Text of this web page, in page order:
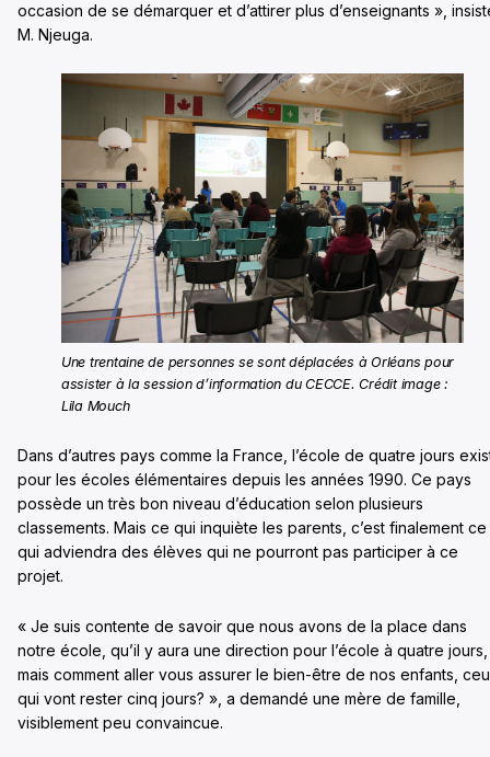
occasion de se démarquer et d’attirer plus d’enseignants »,
M. Njeuga.
Une trentaine de personnes se sont déplacées à Orléans pour
assister à la session d’information du CECCE. Crédit image :
Lila Mouch
Dans d’autres pays comme la France, l’école de quatre jours
pour les écoles élémentaires depuis les années 1990. Ce pays
possède un très bon niveau d’éducation selon plusieurs
classements. Mais ce qui inquiète les parents, c’est finalement ce
qui adviendra des élèves qui ne pourront pas participer à ce
projet.
« Je suis contente de savoir que nous avons de la place dans
notre école, qu’il y aura une direction pour l’école à quatre jours,
mais comment aller vous assurer le bien-être de nos enfants,
qui vont rester cinq jours? », a demandé une mère de famille,
visiblement peu convaincue.